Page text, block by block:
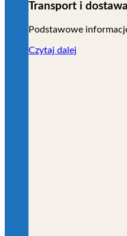
Transport i dostawa
Podstawowe
Czytaj dalej